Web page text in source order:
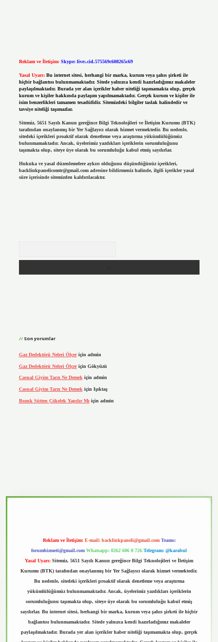
Reklam ve İletişim: Skype: live:.cid.575569c608265c69
Yasal Uyarı: Bu internet sitesi, herhangi bir marka, kurum veya şahıs şirketi ile
hiçbir bağlantısı bulunmamaktadır. Sitede yalnızca kendi hazırladığımız makaleler
paylaşılmaktadır. Burada yer alan içerikler haber niteliği taşımamakta olup, gerçek
kurum ve kişiler hakkında paylaşım yapılmamaktadır. Gerçek kurum ve kişiler ile
isim benzerlikleri tamamen tesadüfidir. Sitemizdeki bilgiler taslak halindedir ve
tavsiye niteliği taşımazlar.
Sitemiz, 5651 Sayılı Kanun gereğince Bilgi Teknolojileri ve İletişim Kurumu (BTK)
tarafından onaylanmış bir Yer Sağlayıcı olarak hizmet vermektedir. Bu nedenle,
sitedeki içerikleri proaktif olarak denetleme veya araştırma yükümlülüğümüz
bulunmamaktadır. Ancak, üyelerimiz yazdıkları içeriklerin sorumluluğunu
taşımakta olup, siteye üye olarak bu sorumluluğu kabul etmiş sayılırlar.
Hukuka ve yasal düzenlemelere aykırı olduğunu düşündüğünüz içerikleri,
backlinkpanelicomtr@gmail.comadresine bildirmeniz halinde, ilgili içerikler yasal
süre içerisinde sitemizden kaldırılacaktır.
Son yorumlar
Gaz Dedektörü Neleri Ölçeriçin admin
Gaz Dedektörü Neleri Ölçeriçin Gökyüzü
Casual Giyim Tarzı Ne Demekiçin admin
Casual Giyim Tarzı Ne Demek için Işıktaş
Bozuk Sütten Çökelek Yapılır Mı için admin
Reklam ve İletişim: E-mail: backlinkpaneli@gmail.com Teams:
forumhizmeti@gmail.com Whatsapp: 0262 606 0 726 Telegram: @karabul
Yasal Uyarı: Sitemiz, 5651 Sayılı Kanun gereğince Bilgi Teknolojileri ve İletişim
Kurumu (BTK) tarafından onaylanmış bir Yer Sağlayıcı olarak hizmet vermektedir.
Bu nedenle, sitedeki içerikleri proaktif olarak denetleme veya araştırma
yükümlülüğümüz bulunmamaktadır. Ancak, üyelerimiz yazdıkları içeriklerin
sorumluluğunu taşımakta olup, siteye üye olarak bu sorumluluğu kabul etmiş
sayılırlar. Bu internet sitesi, herhangi bir marka, kurum veya şahıs şirketi ile hiçbir
bağlantısı bulunmamaktadır. Sitede yalnızca kendi hazırladığımız makaleler
paylaşılmaktadır. Burada yer alan içerikler haber niteliği taşımamakta olup, gerçek